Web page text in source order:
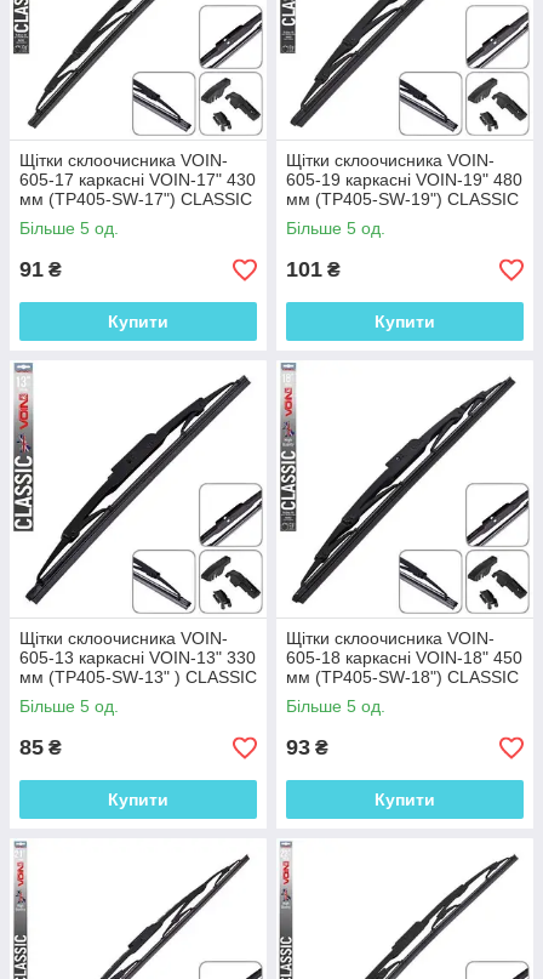
Щітки склоочисника VOIN-
605-17 каркасні VOIN-17" 430
мм (TP405-SW-17") CLASSIC
Більше 5 од.
91 ₴
Купити
Щітки склоочисника VOIN-
605-19 каркасні VOIN-19" 480
мм (TP405-SW-19") CLASSIC
Більше 5 од.
101 ₴
Купити
Щітки склоочисника VOIN-
605-13 каркасні VOIN-13" 330
мм (TP405-SW-13" ) CLASSIC
Більше 5 од.
85 ₴
Купити
Щітки склоочисника VOIN-
605-18 каркасні VOIN-18" 450
мм (TP405-SW-18") CLASSIC
Більше 5 од.
93 ₴
Купити